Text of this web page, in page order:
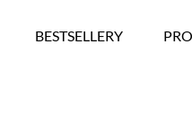
BESTSELLERY